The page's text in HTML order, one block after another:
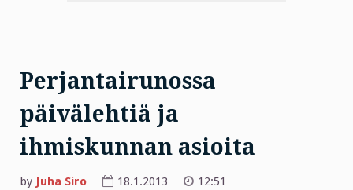
Perjantairunossa
päivälehtiä ja
ihmiskunnan asioita
by Juha Siro 18.1.2013
12:51